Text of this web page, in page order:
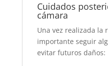
Cuidados
cámara
Una vez realizada la
importante seguir
evitar futuros daños: